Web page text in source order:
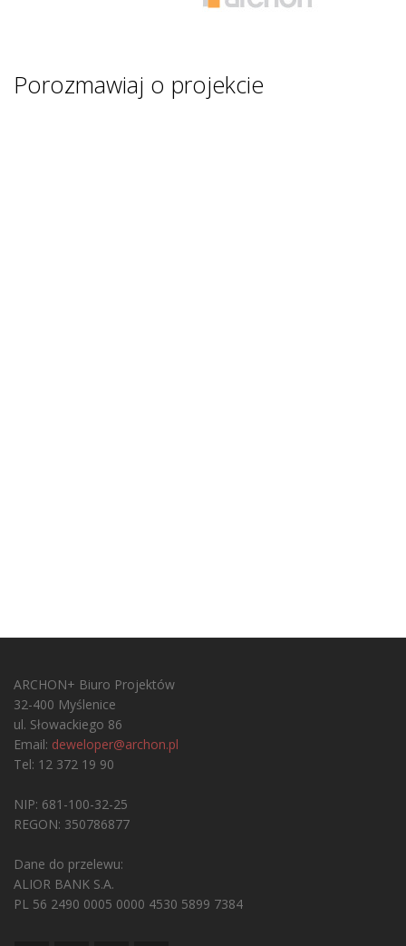
Porozmawiaj o projekcie
ARCHON+ Biuro Projektów
32-400 Myślenice
ul. Słowackiego 86
Email: deweloper@archon.pl
Tel: 12 372 19 90
NIP: 681-100-32-25
REGON: 350786877
Dane do przelewu:
ALIOR BANK S.A.
PL 56 2490 0005 0000 4530 5899 7384